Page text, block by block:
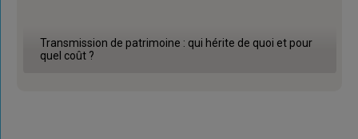
Transmission de patrimoine : qui hérite de quoi et pour
quel coût ?